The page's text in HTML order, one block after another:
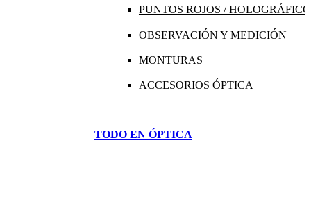
PUNTOS ROJOS /
OBSERVACIÓN Y MEDICIÓN
MONTURAS
ACCESORIOS ÓPTICA
TODO EN ÓPTICA